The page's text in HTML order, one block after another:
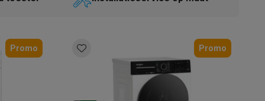
accessoires
Promo Promo